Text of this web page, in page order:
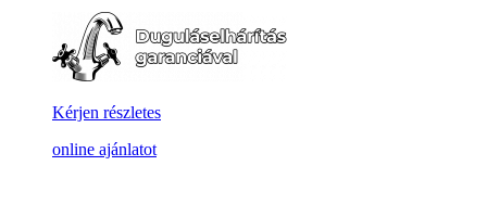
Kérjen részletes
online ajánlatot